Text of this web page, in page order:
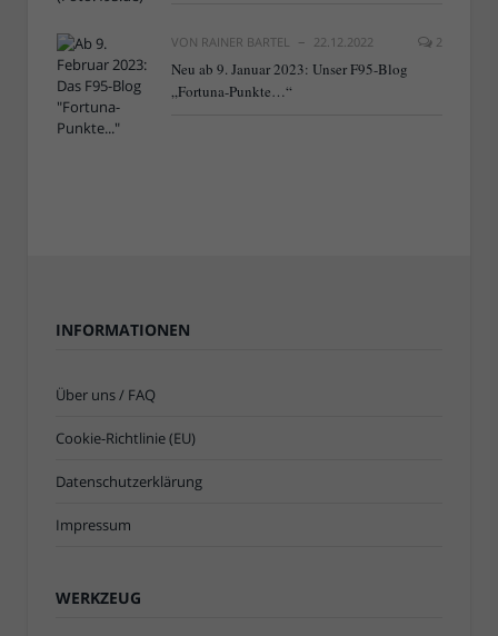
VON RAINER BARTEL 22.12.2022 2
Neu ab 9. Januar 2023: Unser F95-Blog
„Fortuna-Punkte…“
INFORMATIONEN
Über uns / FAQ
Cookie-Richtlinie (EU)
Datenschutzerklärung
Impressum
WERKZEUG